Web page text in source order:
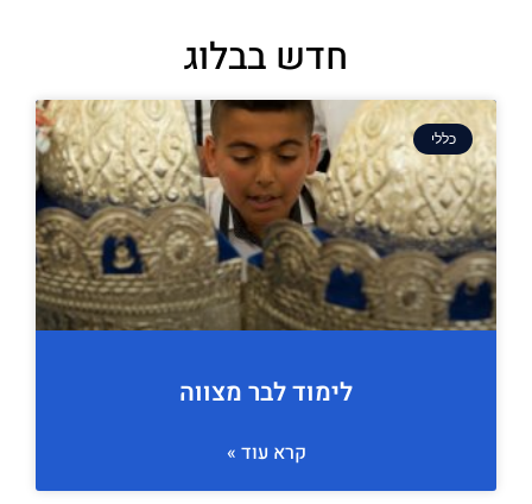
חדש בבלוג
כללי
לימוד לבר מצווה
קרא עוד »